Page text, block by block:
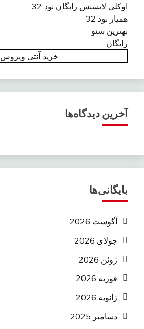
اوکلی لایسنس رایگان نود 32
همیار نود 32
بهترین سئو
رایگان
خرید آنتی ویروس
آخرین دیدگاه‌ها
بایگانی‌ها
آگوست 2026
جولای 2026
ژوئن 2026
فوریه 2026
ژانویه 2026
دسامبر 2025